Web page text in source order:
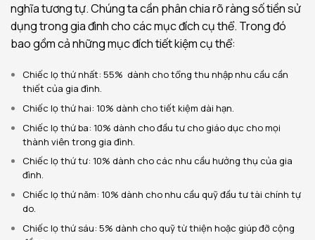
nghĩa tương tự. Chúng ta cần phân chia rõ ràng số tiền sử
dụng trong gia đình cho các mục đích cụ thể. Trong đó
bao gồm cả những mục đích tiết kiệm cụ thể:
Chiếc lọ thứ nhất: 55% dành cho tổng thu nhập nhu cầu cần
thiết của gia đình.
Chiếc lọ thứ hai: 10% dành cho tiết kiệm dài hạn.
Chiếc lọ thứ ba: 10% dành cho đầu tư cho giáo dục cho mọi
thành viên trong gia đình.
Chiếc lọ thứ tư: 10% dành cho các nhu cầu hưởng thụ của gia
đình.
Chiếc lọ thứ năm: 10% dành cho nhu cầu quỹ đầu tư tài chính tự
do.
Chiếc lọ thứ sáu: 5% dành cho quỹ từ thiện hoặc giúp đỡ cộng